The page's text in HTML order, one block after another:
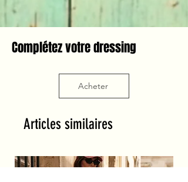
Complétez votre dressing
Acheter
Articles similaires